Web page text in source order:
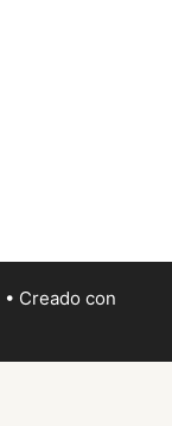
• Creado con